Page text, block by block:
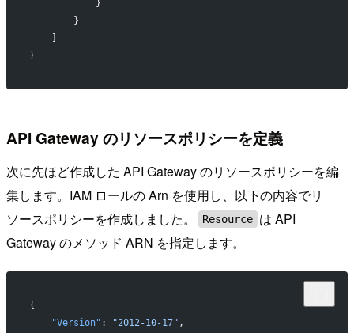
            }
        }
}
API Gateway のリソースポリシーを定義
次に先ほど作成した API Gateway のリソースポリシーを編
集します。IAM ロールの Arn を使用し、以下の内容でリ
ソースポリシーを作成しました。
Resource は API
Gateway のメソッド ARN を指定します。
{
    "Version"
: "2012-10-17" ,